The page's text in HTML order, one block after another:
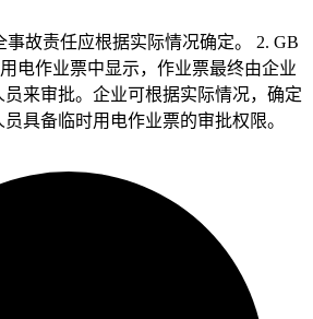
事故责任应根据实际情况确定。 2. GB
电作业票中显示，作业票最终由企业
员来审批。企业可根据实际情况，确定
具备临时用电作业票的审批权限。